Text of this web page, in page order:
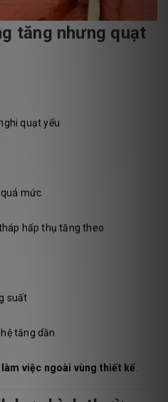
tăng nhưng quạt
quạt yếu
mức
hấp thụ tăng theo
suất
tăng dần
việc ngoài vùng thiết kế